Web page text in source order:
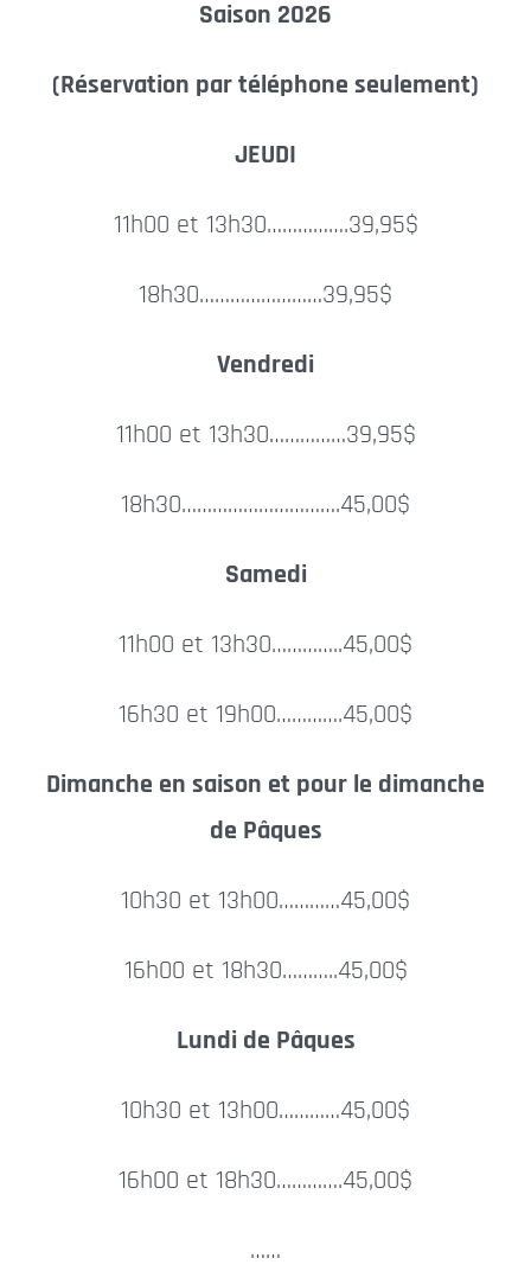
Saison 2026
(Réservation par téléphone seulement)
JEUDI
11h00 et 13h30…………….39,95$
18h30……………………39,95$
Vendredi
11h00 et 13h30……………39,95$
18h30………………………….45,00$
Samedi
11h00 et 13h30…………..45,00$
16h30 et 19h00………….45,00$
Dimanche en saison et pour le dimanche
de Pâques
10h30 et 13h00…………45,00$
16h00 et 18h30………..45,00$
Lundi de Pâques
10h30 et 13h00…………45,00$
16h00 et 18h30………….45,00$
……